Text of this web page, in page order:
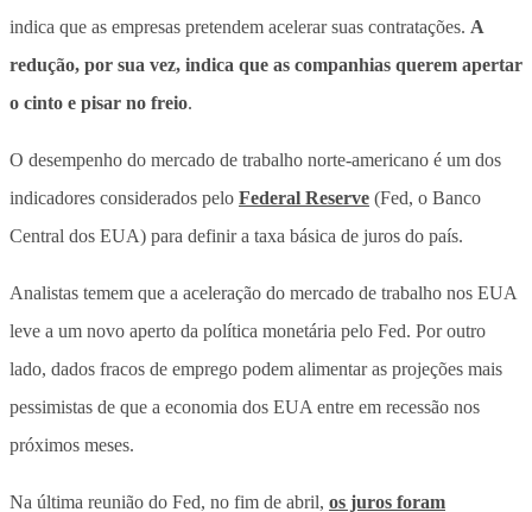
indica que as empresas pretendem acelerar suas contratações. A
redução, por sua vez, indica que as companhias querem apertar
o cinto e pisar no freio.
O desempenho do mercado de trabalho norte-americano é um dos
indicadores considerados pelo Federal Reserve (Fed, o Banco
Central dos EUA) para definir a taxa básica de juros do país.
Analistas temem que a aceleração do mercado de trabalho nos EUA
leve a um novo aperto da política monetária pelo Fed. Por outro
lado, dados fracos de emprego podem alimentar as projeções mais
pessimistas de que a economia dos EUA entre em recessão nos
próximos meses.
Na última reunião do Fed, no fim de abril, os juros foram